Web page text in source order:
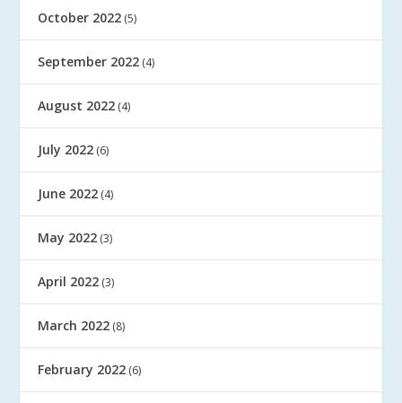
October 2022 (5)
September 2022 (4)
August 2022 (4)
July 2022 (6)
June 2022 (4)
May 2022 (3)
April 2022 (3)
March 2022 (8)
February 2022 (6)